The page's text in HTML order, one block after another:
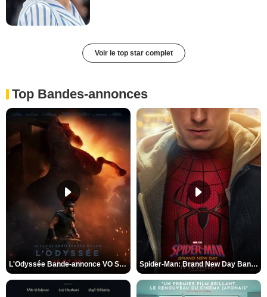
Voir le top star complet
Top Bandes-annonces
L'Odyssée Bande-annonce VO STFR Spider-Man: Brand New Day Bande-annonce VO STFR